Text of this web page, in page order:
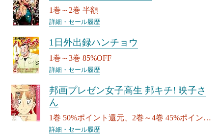
1巻～2巻 半額
詳細・セール履歴
1日外出録ハンチョウ
1巻～3巻 85%OFF
詳細・セール履歴
邦画プレゼン女子高生 邦キチ! 映子さ
ん
1巻 50%ポイント還元、2巻～4巻 45%ポイント
還元、他
詳細・セール履歴